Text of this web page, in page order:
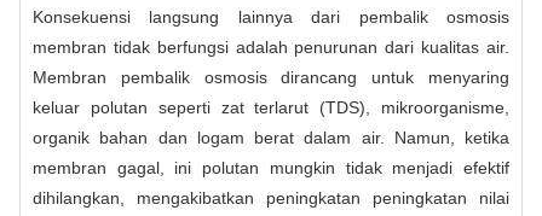
Konsekuensi langsung lainnya dari pembalik osmosis
membran tidak berfungsi adalah penurunan dari kualitas air.
Membran pembalik osmosis dirancang untuk menyaring
keluar polutan seperti zat terlarut (TDS), mikroorganisme,
organik bahan dan logam berat dalam air. Namun, ketika
membran gagal, ini polutan mungkin tidak menjadi efektif
dihilangkan, mengakibatkan peningkatan peningkatan nilai